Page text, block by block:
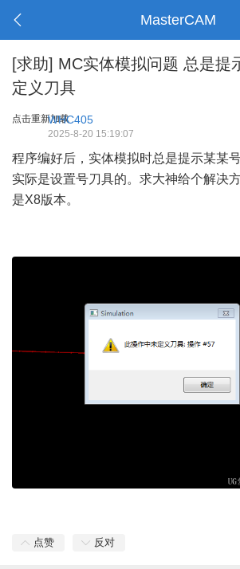
MasterCAM
[求助] MC实体模拟问题 总是提
定义刀具
点击重新加载WHC405
2025-8-20 15:19:07
程序编好后，实体模拟时总是提示某某
实际是设置号刀具的。求大神给个解决
是X8版本。
点赞 反对